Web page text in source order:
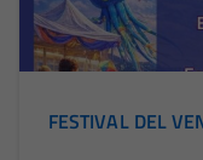
FESTIVAL DEL